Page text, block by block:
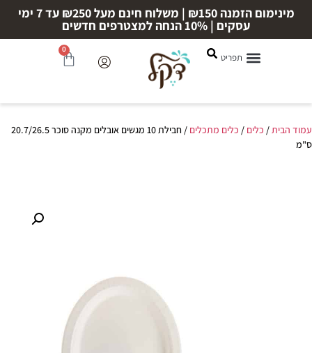
מינימום הזמנה ₪150 | משלוח חינם מעל ₪250 עד 7 ימי
עסקים | 10% הנחה למצטרפים חדשים
0
עמוד הבית/ כלים / כלים מתכלים
/ חבילת 10 מגשים אובלים מקנה סוכר 20.7/26.5
ס"מ